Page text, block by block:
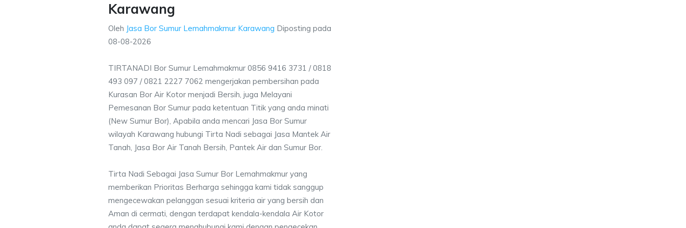
Karawang
Oleh Jasa Bor Sumur Lemahmakmur Karawang Diposting pada
08-08-2026
TIRTANADI Bor Sumur Lemahmakmur 0856 9416 3731 / 0818
493 097 / 0821 2227 7062 mengerjakan pembersihan pada
Kurasan Bor Air Kotor menjadi Bersih, juga Melayani
Pemesanan Bor Sumur pada ketentuan Titik yang anda minati
(New Sumur Bor), Apabila anda mencari Jasa Bor Sumur
wilayah Karawang hubungi Tirta Nadi sebagai Jasa Mantek Air
Tanah, Jasa Bor Air Tanah Bersih, Pantek Air dan Sumur Bor.
Tirta Nadi Sebagai Jasa Sumur Bor Lemahmakmur yang
memberikan Prioritas Berharga sehingga kami tidak sanggup
mengecewakan pelanggan sesuai kriteria air yang bersih dan
Aman di cermati, dengan terdapat kendala-kendala Air Kotor